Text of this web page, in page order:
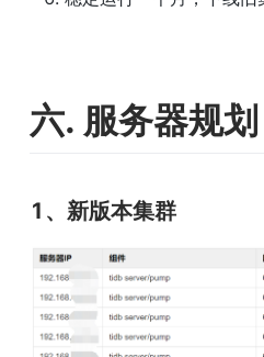
六. 服务器规划
1、新版本集群